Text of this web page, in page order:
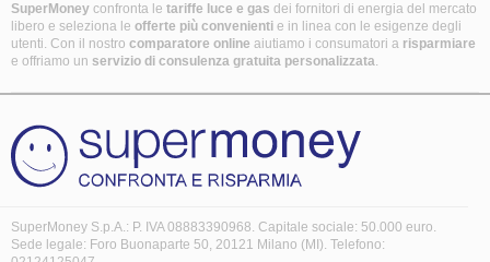
SuperMoney confronta le tariffe luce e gas dei fornitori di energia del mercato
libero e seleziona le offerte più convenienti e in linea con le esigenze degli
utenti. Con il nostro comparatore online aiutiamo i consumatori a risparmiare
e offriamo un servizio di consulenza gratuita personalizzata.
SuperMoney S.p.A.: P. IVA 08883390968. Capitale sociale: 50.000 euro.
Sede legale: Foro Buonaparte 50, 20121 Milano (MI). Telefono: